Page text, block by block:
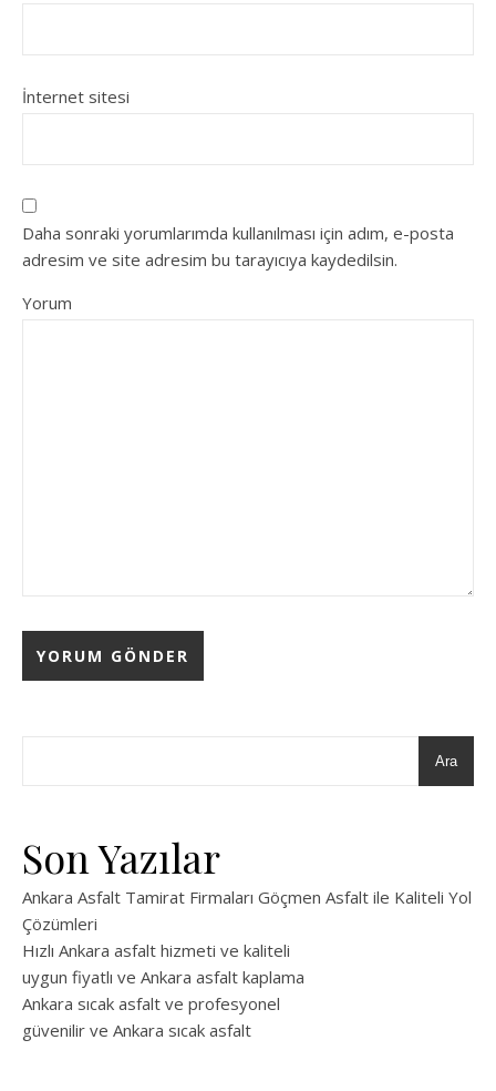
İnternet sitesi
Daha sonraki yorumlarımda kullanılması için adım, e-posta
adresim ve site adresim bu tarayıcıya kaydedilsin.
Yorum
Ara
Son Yazılar
Ankara Asfalt Tamirat Firmaları Göçmen Asfalt ile Kaliteli Yol
Çözümleri
Hızlı Ankara asfalt hizmeti ve kaliteli
uygun fiyatlı ve Ankara asfalt kaplama
Ankara sıcak asfalt ve profesyonel
güvenilir ve Ankara sıcak asfalt